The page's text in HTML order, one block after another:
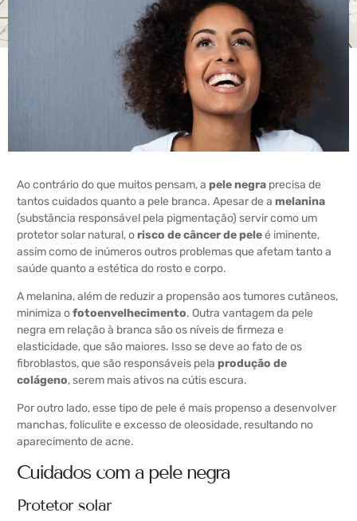
Ao contrário do que muitos pensam, a pele negra precisa de
tantos cuidados quanto a pele branca. Apesar de a melanina
(substância responsável pela pigmentação) servir como um
protetor solar natural, orisco de câncer de peleé iminente,
assim como de inúmeros outros problemas que afetam tanto a
saúde quanto a estética do rosto e corpo.
A melanina, além de reduzir a propensão aos tumores cutâneos,
minimiza ofotoenvelhecimento. Outra vantagem da pele
negra em relação à branca são os níveis de firmeza e
elasticidade, que são maiores. Isso se deve ao fato de os
fibroblastos, que são responsáveis pela produção de
colágeno, serem mais ativos na cútis escura.
Por outro lado, esse tipo de pele é mais propenso a desenvolver
manchas, foliculite e excesso de oleosidade, resultando no
aparecimento de acne.
Cuidados com a pele negra
Protetor solar